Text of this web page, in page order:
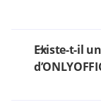
Existe-t-il